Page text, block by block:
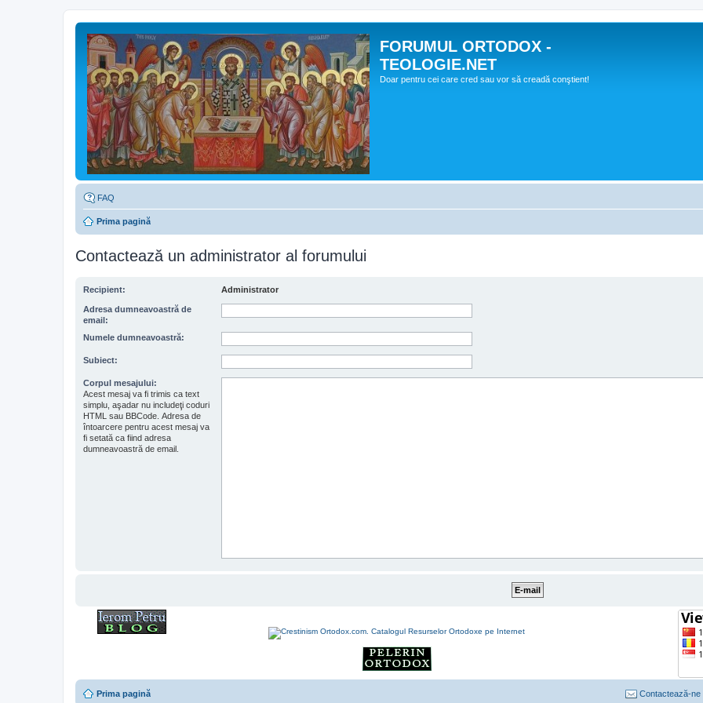
FORUMUL ORTODOX -
TEOLOGIE.NET
Doar pentru cei care cred sau vor să creadă conştient!
FAQ
Prima pagină
Contactează un administrator al forumului
Recipient: Administrator
Adresa dumneavoastră de
email:
Numele dumneavoastră:
Subiect:
Corpul mesajului:
Acest mesaj va fi trimis ca text
simplu, aşadar nu includeţi coduri
HTML sau BBCode. Adresa de
întoarcere pentru acest mesaj va
fi setată ca fiind adresa
dumneavoastră de email.
Prima pagină Contactează-ne